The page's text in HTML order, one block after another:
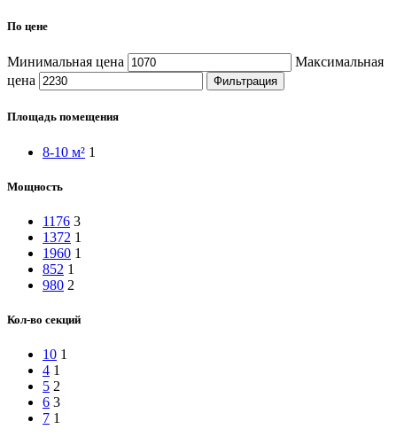
По цене
Минимальная цена
Максимальная
цена
Фильтрация
Площадь помещения
8-10 м² 1
Мощность
1176 3
1372 1
1960 1
852 1
980 2
Кол-во секций
10 1
4 1
5 2
6 3
7 1